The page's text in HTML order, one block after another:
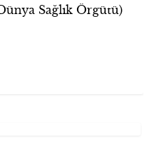
Sağlık Örgütü)